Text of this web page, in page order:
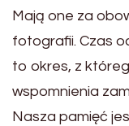
Mają one za
fotografii. Czas
to okres, z
wspomnienia
Nasza pamięć